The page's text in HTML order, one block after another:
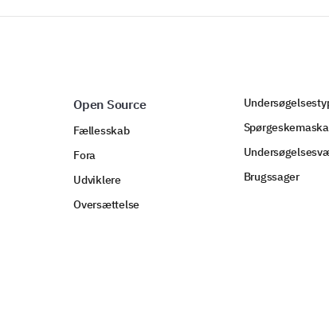
Open Source
Fællesskab
Fora
Udviklere
Oversættelse
Brugssager